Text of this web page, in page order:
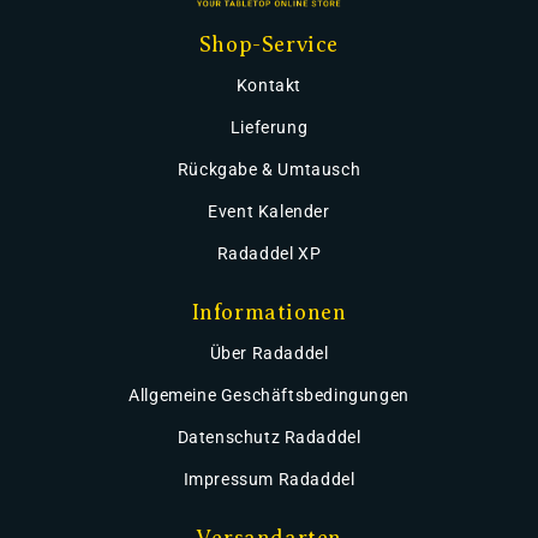
Shop-Service
Kontakt
Lieferung
Rückgabe & Umtausch
Event Kalender
Radaddel XP
Informationen
Über Radaddel
Allgemeine Geschäftsbedingungen
Datenschutz Radaddel
Impressum Radaddel